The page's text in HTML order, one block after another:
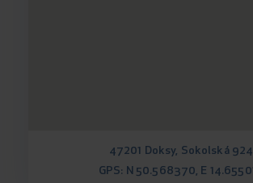
47201 Doksy, Sokolská 924
GPS: N 50.568370, E